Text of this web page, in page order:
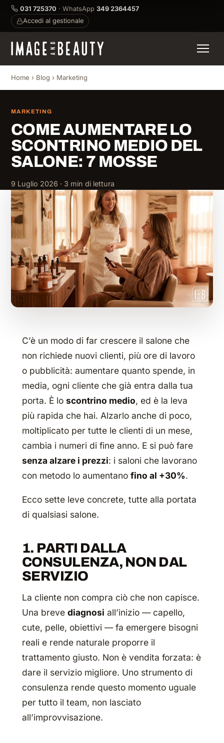
031 725370 · WhatsApp 349 2364457
Accedi al gestionale
Home › Blog › Marketing
MARKETING
COME AUMENTARE LO
SCONTRINO MEDIO DEL
SALONE: 7 MOSSE
9 Luglio 2026 · 3 min di lettura
C’è un modo di far crescere il salone che
non richiede nuovi clienti, più ore di lavoro
o pubblicità: aumentare quanto spende, in
media, ogni cliente che già entra dalla tua
porta. È lo scontrino medio, ed è la leva
più rapida che hai. Alzarlo anche di poco,
moltiplicato per tutte le clienti di un mese,
cambia i numeri di fine anno. E si può fare
senza alzare i prezzi: i saloni che lavorano
con metodo lo aumentano fino al +30%.
Ecco sette leve concrete, tutte alla portata
di qualsiasi salone.
1. PARTI DALLA
CONSULENZA, NON DAL
SERVIZIO
La cliente non compra ciò che non capisce.
Una breve diagnosi all’inizio — capello,
cute, pelle, obiettivi — fa emergere bisogni
reali e rende naturale proporre il
trattamento giusto. Non è vendita forzata: è
dare il servizio migliore. Uno strumento di
consulenza rende questo momento uguale
per tutto il team, non lasciato
all’improvvisazione.